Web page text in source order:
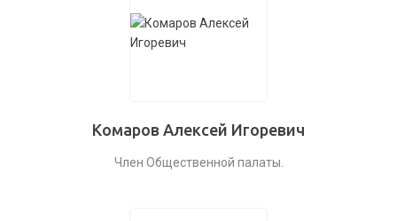
Комаров Алексей Игоревич
Член Общественной палаты.